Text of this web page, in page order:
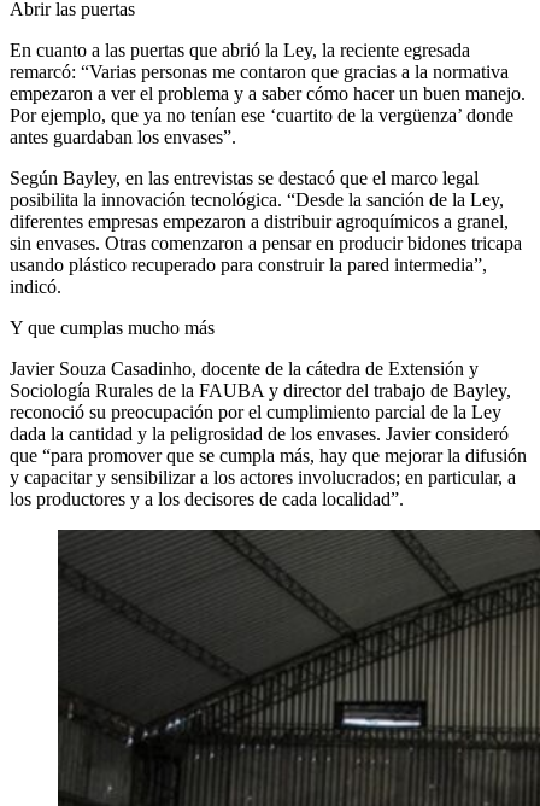
Abrir las puertas
En cuanto a las puertas que abrió la Ley, la reciente egresada
remarcó: “Varias personas me contaron que gracias a la normativa
empezaron a ver el problema y a saber cómo hacer un buen manejo.
Por ejemplo, que ya no tenían ese ‘cuartito de la vergüenza’ donde
antes guardaban los envases”.
Según Bayley, en las entrevistas se destacó que el marco legal
posibilita la innovación tecnológica. “Desde la sanción de la Ley,
diferentes empresas empezaron a distribuir agroquímicos a granel,
sin envases. Otras comenzaron a pensar en producir bidones tricapa
usando plástico recuperado para construir la pared intermedia”,
indicó.
Y que cumplas mucho más
Javier Souza Casadinho, docente de la cátedra de Extensión y
Sociología Rurales de la FAUBA y director del trabajo de Bayley,
reconoció su preocupación por el cumplimiento parcial de la Ley
dada la cantidad y la peligrosidad de los envases. Javier consideró
que “para promover que se cumpla más, hay que mejorar la difusión
y capacitar y sensibilizar a los actores involucrados; en particular, a
los productores y a los decisores de cada localidad”.